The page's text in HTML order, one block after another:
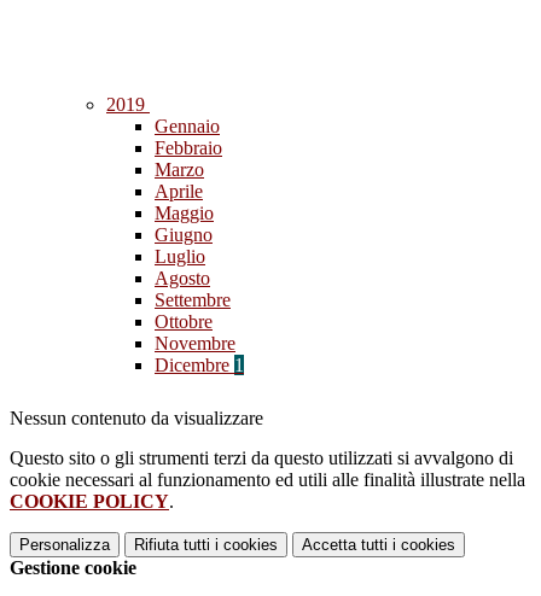
2019
Gennaio
Febbraio
Marzo
Aprile
Maggio
Giugno
Luglio
Agosto
Settembre
Ottobre
Novembre
Dicembre 1
Nessun contenuto da visualizzare
Questo sito o gli strumenti terzi da questo utilizzati si avvalgono di
cookie necessari al funzionamento ed utili alle finalità illustrate nella
COOKIE POLICY.
Personalizza Rifiuta tutti i cookies Accetta tutti i cookies
Gestione cookie